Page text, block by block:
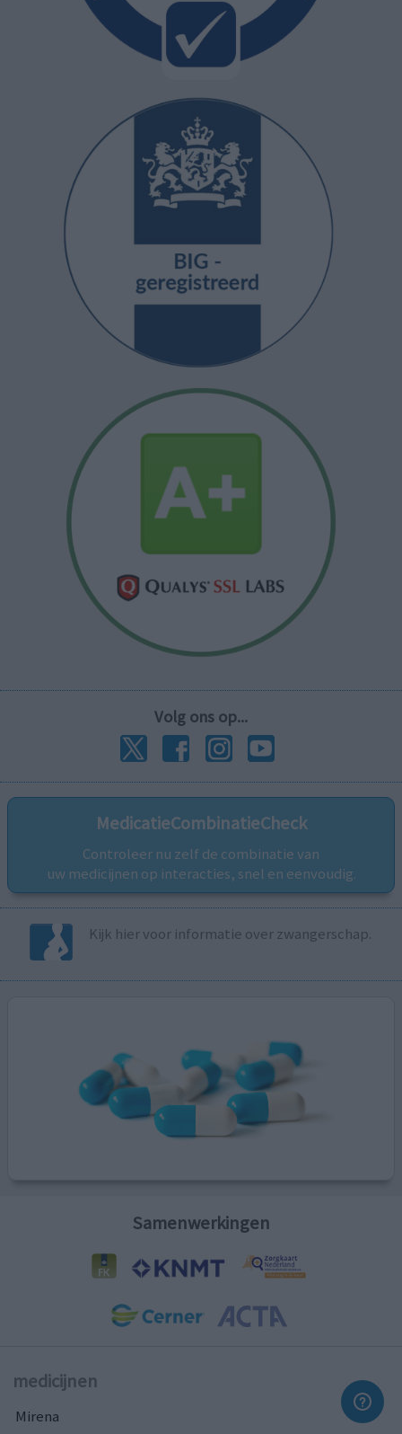
Volg ons op...
MedicatieCombinatieCheck
Controleer nu zelf de combinatie van
uw medicijnen op interacties, snel en eenvoudig.
Kijk hier voor informatie over zwangerschap.
Samenwerkingen
medicijnen
Mirena